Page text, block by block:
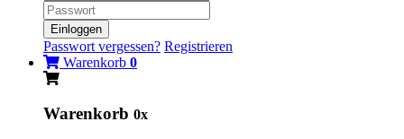
Einloggen
Passwort vergessen? Registrieren
Warenkorb 0
Warenkorb 0x